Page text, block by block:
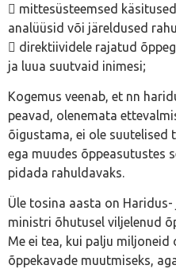
 mittesüsteemsed
analüüsid või järeldused
 direktiividele rajatud
ja luua suutvaid inimesi;
Kogemus veenab, et nn
peavad, olenemata
õigustama, ei ole suutelised
ega muudes õppeasutustes
pidada rahuldavaks.
Üle tosina aasta on
ministri õhutusel viljelenud
Me ei tea, kui palju
õppekavade muutmiseks,